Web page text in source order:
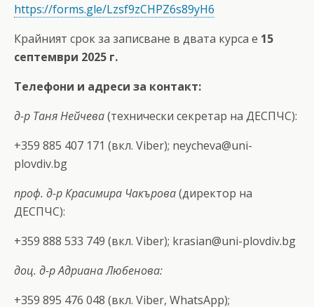
https://forms.gle/Lzsf9zCHPZ6s89yH6
Крайният срок за записване в двата курса е 15
септември 2025 г.
Телефони и адреси за контакт:
д-р Таня Нейчева(технически секретар на ДЕСПЧС):
+359 885 407 171 (вкл. Viber); neycheva@uni-
plovdiv.bg
проф. д-р Красимира Чакърова(директор на
ДЕСПЧС):
+359 888 533 749 (вкл. Viber); krasian@uni-plovdiv.bg
доц. д-р Адриана Любенова:
+359 895 476 048 (вкл. Viber, WhatsApp);